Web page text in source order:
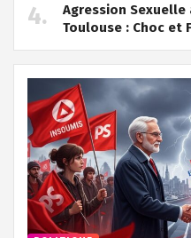
Agression
Toulouse : Choc et